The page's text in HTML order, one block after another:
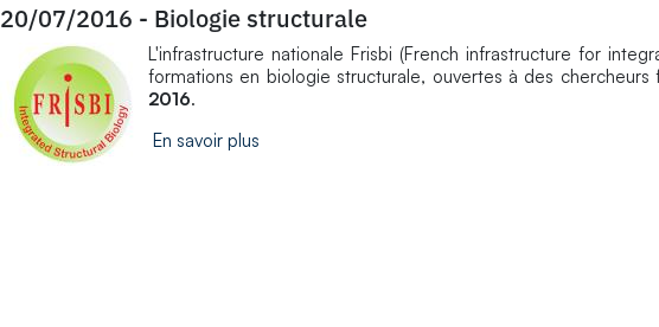
20/07/2016 - Biologie structurale
L'infrastructure nationale Frisbi (French infrastructure for
formations en biologie structurale, ouvertes à des
2016.
En savoir plus